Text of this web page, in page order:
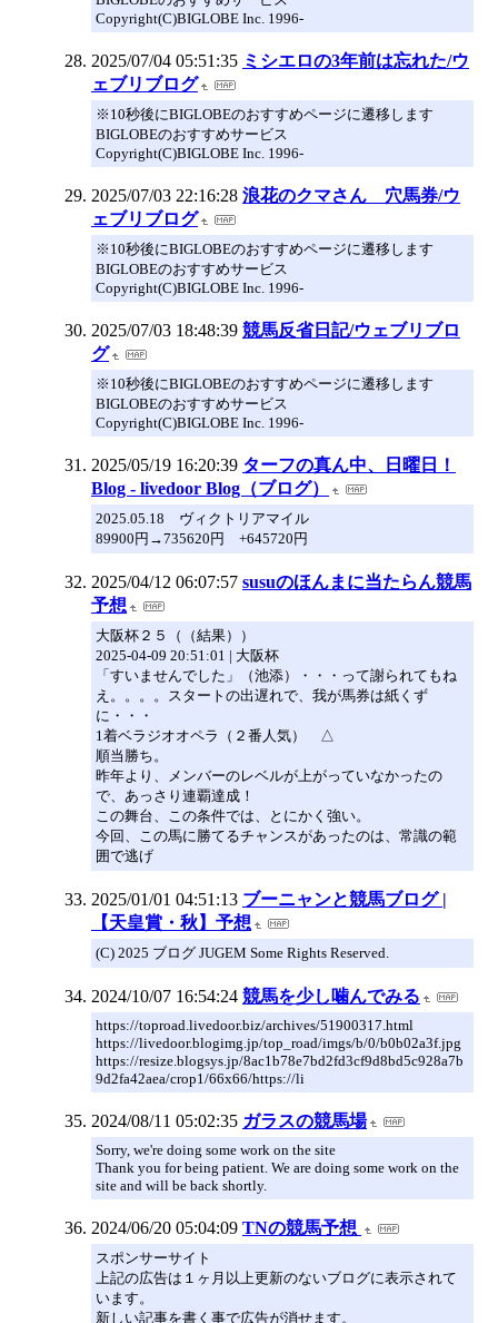
Copyright(C)BIGLOBE Inc. 1996-
2025/07/04 05:51:35 ミシエロの3年前は忘れた/ウ
ェブリブログ
※10秒後にBIGLOBEのおすすめページに遷移します
BIGLOBEのおすすめサービス
Copyright(C)BIGLOBE Inc. 1996-
2025/07/03 22:16:28 浪花のクマさん 穴馬券/ウ
ェブリブログ
※10秒後にBIGLOBEのおすすめページに遷移します
BIGLOBEのおすすめサービス
Copyright(C)BIGLOBE Inc. 1996-
2025/07/03 18:48:39 競馬反省日記/ウェブリブロ
グ
※10秒後にBIGLOBEのおすすめページに遷移します
BIGLOBEのおすすめサービス
Copyright(C)BIGLOBE Inc. 1996-
2025/05/19 16:20:39 ターフの真ん中、日曜日！
Blog - livedoor Blog（ブログ）
2025.05.18 ヴィクトリアマイル
89900円→735620円 +645720円
2025/04/12 06:07:57 susuのほんまに当たらん競馬
予想
大阪杯２５（（結果））
2025-04-09 20:51:01 | 大阪杯
「すいませんでした」（池添）・・・って謝られてもね
え。。。。スタートの出遅れで、我が馬券は紙くず
に・・・
1着ベラジオオペラ（２番人気） △
順当勝ち。
昨年より、メンバーのレベルが上がっていなかったの
で、あっさり連覇達成！
この舞台、この条件では、とにかく強い。
今回、この馬に勝てるチャンスがあったのは、常識の範
囲で逃げ
2025/01/01 04:51:13 ブーニャンと競馬ブログ |
【天皇賞・秋】予想
(C) 2025 ブログ JUGEM Some Rights Reserved.
2024/10/07 16:54:24 競馬を少し噛んでみる
https://toproad.livedoor.biz/archives/51900317.html
https://livedoor.blogimg.jp/top_road/imgs/b/0/b0b02a3f.jpg
https://resize.blogsys.jp/8ac1b78e7bd2fd3cf9d8bd5c928a7b
9d2fa42aea/crop1/66x66/https://li
2024/08/11 05:02:35 ガラスの競馬場
Sorry, we're doing some work on the site
Thank you for being patient. We are doing some work on the
site and will be back shortly.
2024/06/20 05:04:09 TNの競馬予想
スポンサーサイト
上記の広告は１ヶ月以上更新のないブログに表示されて
います。
新しい記事を書く事で広告が消せます。